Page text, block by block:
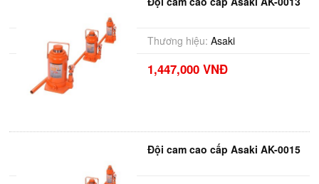
Thương hiệu: Asaki
1,447,000 VNĐ
Đội cam cao cấp Asaki AK-0015